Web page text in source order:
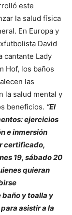
este
la salud física
En Europa y
David
cantante Lady
Hof, los baños
las
la salud mental y
beneficios. “El
ejercicios
e inmersión
certificado,
19, sábado 20
quieran
y toalla y
asistir a la